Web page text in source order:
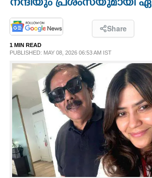
LIFESTYLE
SPIRITUAL
INFO+
ART
നന്ദിയും പ്രശംസയുമായി
Share
1 MIN READ
PUBLISHED: MAY 08, 2026 06:53 AM IST